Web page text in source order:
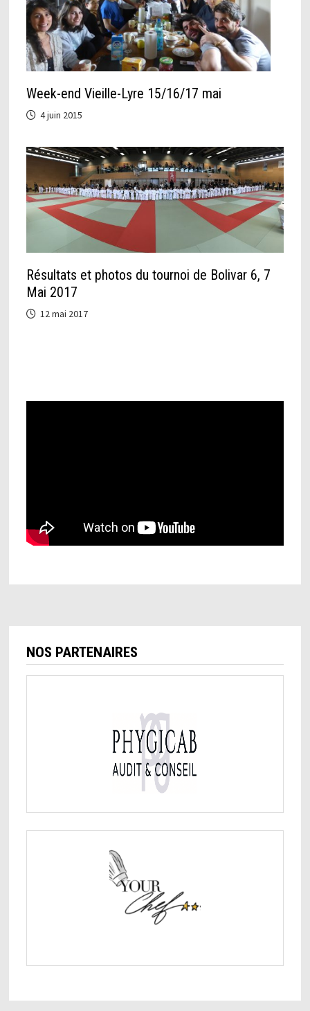
Week-end Vieille-Lyre 15/16/17 mai
4 juin 2015
Résultats et photos du tournoi de Bolivar 6, 7
Mai 2017
12 mai 2017
NOS PARTENAIRES